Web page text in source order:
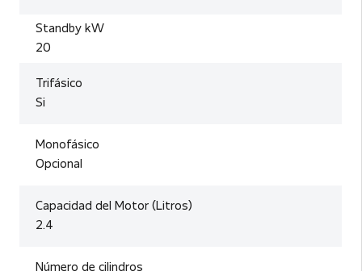
Standby kW
20
Trifásico
Si
Monofásico
Opcional
Capacidad del Motor (Litros)
2.4
Número de cilindros